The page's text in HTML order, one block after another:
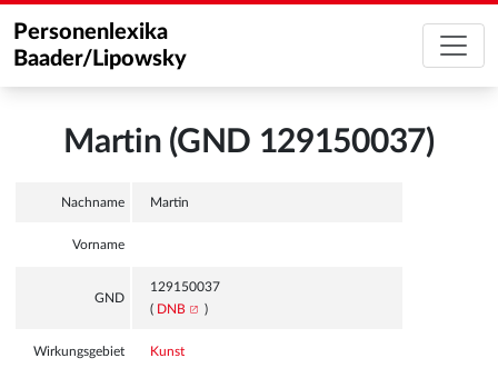
Personenlexika
Baader/Lipowsky
Martin (GND 129150037)
Nachname Martin
Vorname
GND
129150037
( DNB )
Wirkungsgebiet Kunst